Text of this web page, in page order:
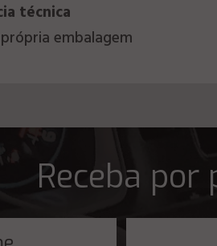
técnica
embalagem
Receba